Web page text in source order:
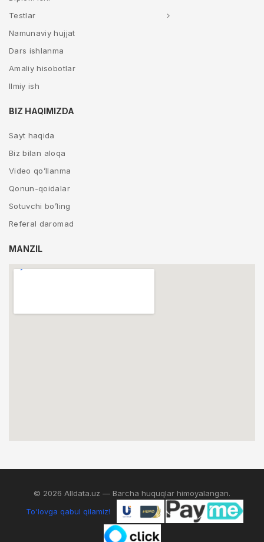
Testlar
Namunaviy hujjat
Dars ishlanma
Amaliy hisobotlar
Ilmiy ish
BIZ HAQIMIZDA
Sayt haqida
Biz bilan aloqa
Video qo’llanma
Qonun-qoidalar
Sotuvchi bo’ling
Referal daromad
MANZIL
© 2026 Alldata.uz — Barcha huquqlar himoyalangan.
To'lovga qabul qilamiz!